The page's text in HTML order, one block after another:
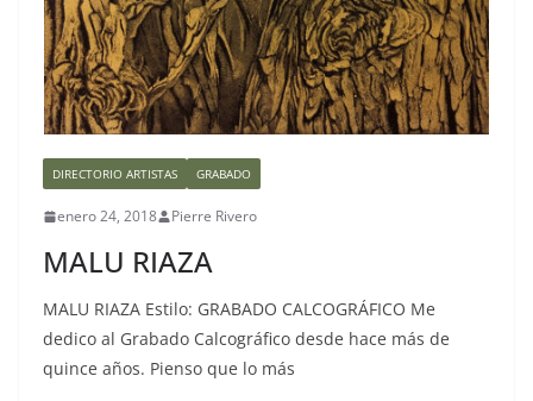
DIRECTORIO ARTISTAS GRABADO
enero 24, 2018 Pierre Rivero
MALU RIAZA
MALU RIAZA Estilo: GRABADO CALCOGRÁFICO Me
dedico al Grabado Calcográfico desde hace más de
quince años. Pienso que lo más